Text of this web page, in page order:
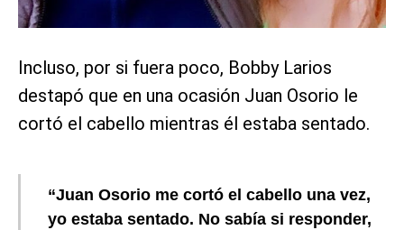
Incluso, por si fuera poco, Bobby Larios
destapó que en una ocasión Juan Osorio le
cortó el cabello mientras él estaba sentado.
“Juan Osorio me cortó el cabello una vez,
yo estaba sentado. No sabía si responder,